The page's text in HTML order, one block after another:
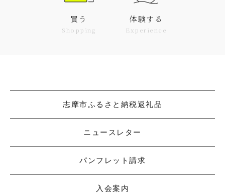
買う
Shopping
体験する
Experience
志摩市ふるさと納税返礼品
ニュースレター
パンフレット請求
入会案内